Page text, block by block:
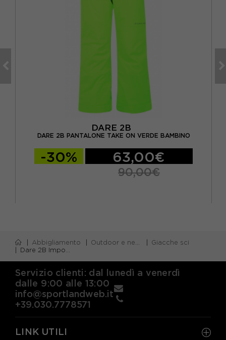
DARE 2B
DARE 2B PANTALONE TAKE ON VERDE BAMBINO
-30% 63,00€
90,00€
Abbigliamento Outdoor e neve
Giacche sci
Dare 2B Impose Verde - Giacca Sci Bambino
Servizio clienti: dal lunedì a venerdì
dalle 9:00 alle 13:00
info@sportlandweb.it
+39.030.7778571
LINK UTILI